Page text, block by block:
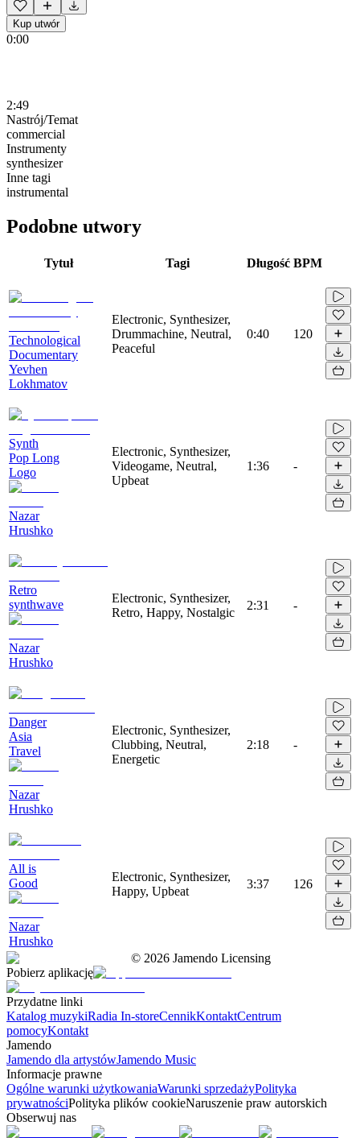
Kup utwór
0:00
2:49
Nastrój/Temat
commercial
Instrumenty
synthesizer
Inne tagi
instrumental
Podobne utwory
Tytuł Tagi Długość BPM
Technological
Documentary
Yevhen
Lokhmatov
Electronic, Synthesizer,
Drummachine, Neutral,
Peaceful
0:40 120
Synth
Pop Long
Logo
Nazar
Hrushko
Electronic, Synthesizer,
Videogame, Neutral,
Upbeat
1:36 -
Retro
synthwave
Nazar
Hrushko
Electronic, Synthesizer,
Retro, Happy, Nostalgic
2:31 -
Danger
Asia
Travel
Nazar
Hrushko
Electronic, Synthesizer,
Clubbing, Neutral,
Energetic
2:18 -
All is
Good
Nazar
Hrushko
Electronic, Synthesizer,
Happy, Upbeat
3:37 126
© 2026 Jamendo Licensing
Pobierz aplikację
Przydatne linki
Katalog muzykiRadia In-storeCennikKontaktCentrum
pomocyKontakt
Jamendo
Jamendo dla artystówJamendo Music
Informacje prawne
Ogólne warunki użytkowaniaWarunki sprzedażyPolityka
prywatnościPolityka plików cookieNaruszenie praw autorskich
Obserwuj nas